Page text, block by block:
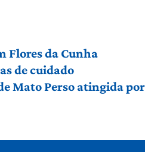
Flores da Cunha
de cuidado
Mato Perso atingida